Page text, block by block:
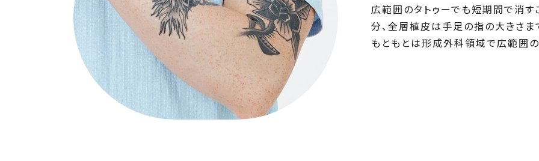
広範囲のタトゥーでも短期間で消
分、全層植皮は手足の指の大きさま
もともとは形成外科領域で広範囲